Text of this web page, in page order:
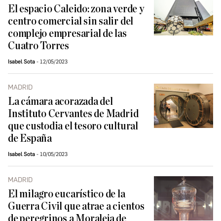
El espacio Caleido: zona verde y
centro comercial sin salir del
complejo empresarial de las
Cuatro Torres
Isabel Sota 12/05/2023
MADRID
La cámara acorazada del
Instituto Cervantes de Madrid
que custodia el tesoro cultural
de España
Isabel Sota 10/05/2023
MADRID
El milagro eucarístico de la
Guerra Civil que atrae a cientos